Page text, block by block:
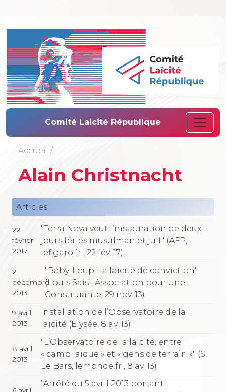
Comité Laïcité
Comité Laicité République
Accueil /
Alain Christnacht
Articles
22
février
2017
"Terra Nova veut l’instauration de deux
jours fériés musulman et juif" (AFP,
lefigaro.fr , 22 fév. 17)
2
décembre
2013
"Baby-Loup : la laïcité de conviction"
(Louis Saisi, Association pour une
Constituante, 29 nov. 13)
9 avril
2013
Installation de l’Observatoire de la
laïcité (Elysée, 8 av. 13)
8 avril
2013
"L’Observatoire de la laïcité, entre
« camp laïque » et « gens de terrain »" (S.
Le Bars, lemonde.fr , 8 av. 13)
"Arrêté du 5 avril 2013 portant